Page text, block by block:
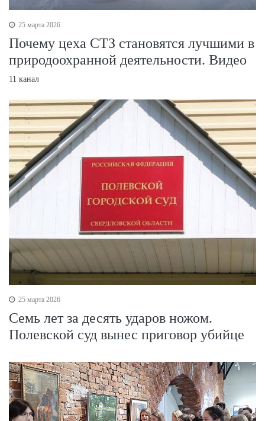
25 марта 2026
Почему цеха СТЗ становятся лучшими в
природоохранной деятельности. Видео
11 канал
25 марта 2026
Семь лет за десять ударов ножом.
Полевской суд вынес приговор убийце